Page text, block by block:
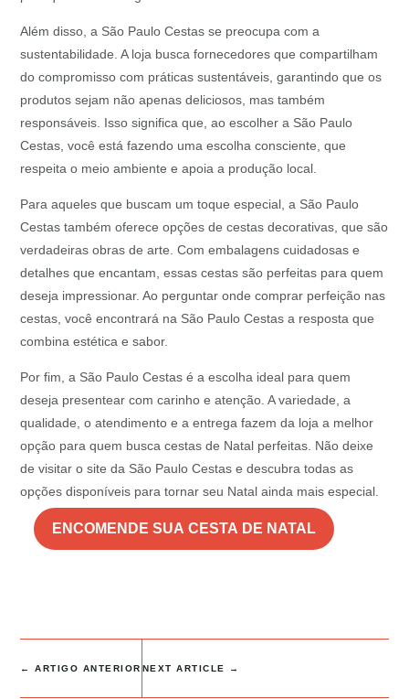
Além disso, a São Paulo Cestas se preocupa com a
sustentabilidade. A loja busca fornecedores que compartilham
do compromisso com práticas sustentáveis, garantindo que os
produtos sejam não apenas deliciosos, mas também
responsáveis. Isso significa que, ao escolher a São Paulo
Cestas, você está fazendo uma escolha consciente, que
respeita o meio ambiente e apoia a produção local.
Para aqueles que buscam um toque especial, a São Paulo
Cestas também oferece opções de cestas decorativas, que são
verdadeiras obras de arte. Com embalagens cuidadosas e
detalhes que encantam, essas cestas são perfeitas para quem
deseja impressionar. Ao perguntar onde comprar perfeição nas
cestas, você encontrará na São Paulo Cestas a resposta que
combina estética e sabor.
Por fim, a São Paulo Cestas é a escolha ideal para quem
deseja presentear com carinho e atenção. A variedade, a
qualidade, o atendimento e a entrega fazem da loja a melhor
opção para quem busca cestas de Natal perfeitas. Não deixe
de visitar o site da São Paulo Cestas e descubra todas as
opções disponíveis para tornar seu Natal ainda mais especial.
ENCOMENDE SUA CESTA DE NATAL
←ARTIGO ANTERIOR NEXT ARTICLE →